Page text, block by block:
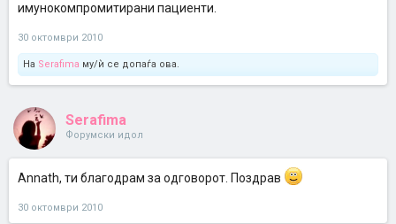
имунокомпромитирани пациенти.
30 октомври 2010
На Serafima му/ѝ се допаѓа ова.
Serafima
Форумски идол
Annath, ти благодрам за одговорот. Поздрав
30 октомври 2010